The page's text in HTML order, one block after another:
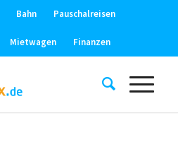
Bahn Pauschalreisen
Mietwagen Finanzen